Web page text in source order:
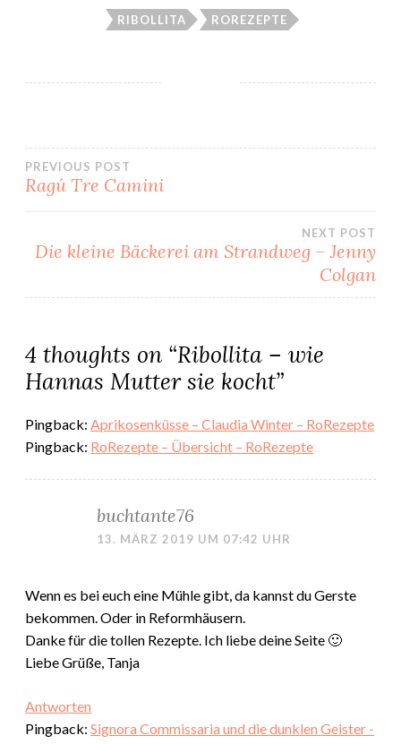
RIBOLLITA ROREZEPTE
Beitragsnavigation
PREVIOUS POST
Ragú Tre Camini
NEXT POST
Die kleine Bäckerei am Strandweg – Jenny
Colgan
4 thoughts on “Ribollita – wie
Hannas Mutter sie kocht”
Pingback: Aprikosenküsse – Claudia Winter – RoRezepte
Pingback: RoRezepte – Übersicht – RoRezepte
buchtante76
13. MÄRZ 2019 UM 07:42 UHR
Wenn es bei euch eine Mühle gibt, da kannst du Gerste
bekommen. Oder in Reformhäusern.
Danke für die tollen Rezepte. Ich liebe deine Seite 🙂
Liebe Grüße, Tanja
Antworten
Pingback: Signora Commissaria und die dunklen Geister -